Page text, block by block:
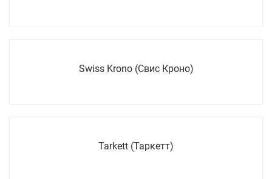
Swiss Krono (Свис Кроно)
Tarkett (Таркетт)